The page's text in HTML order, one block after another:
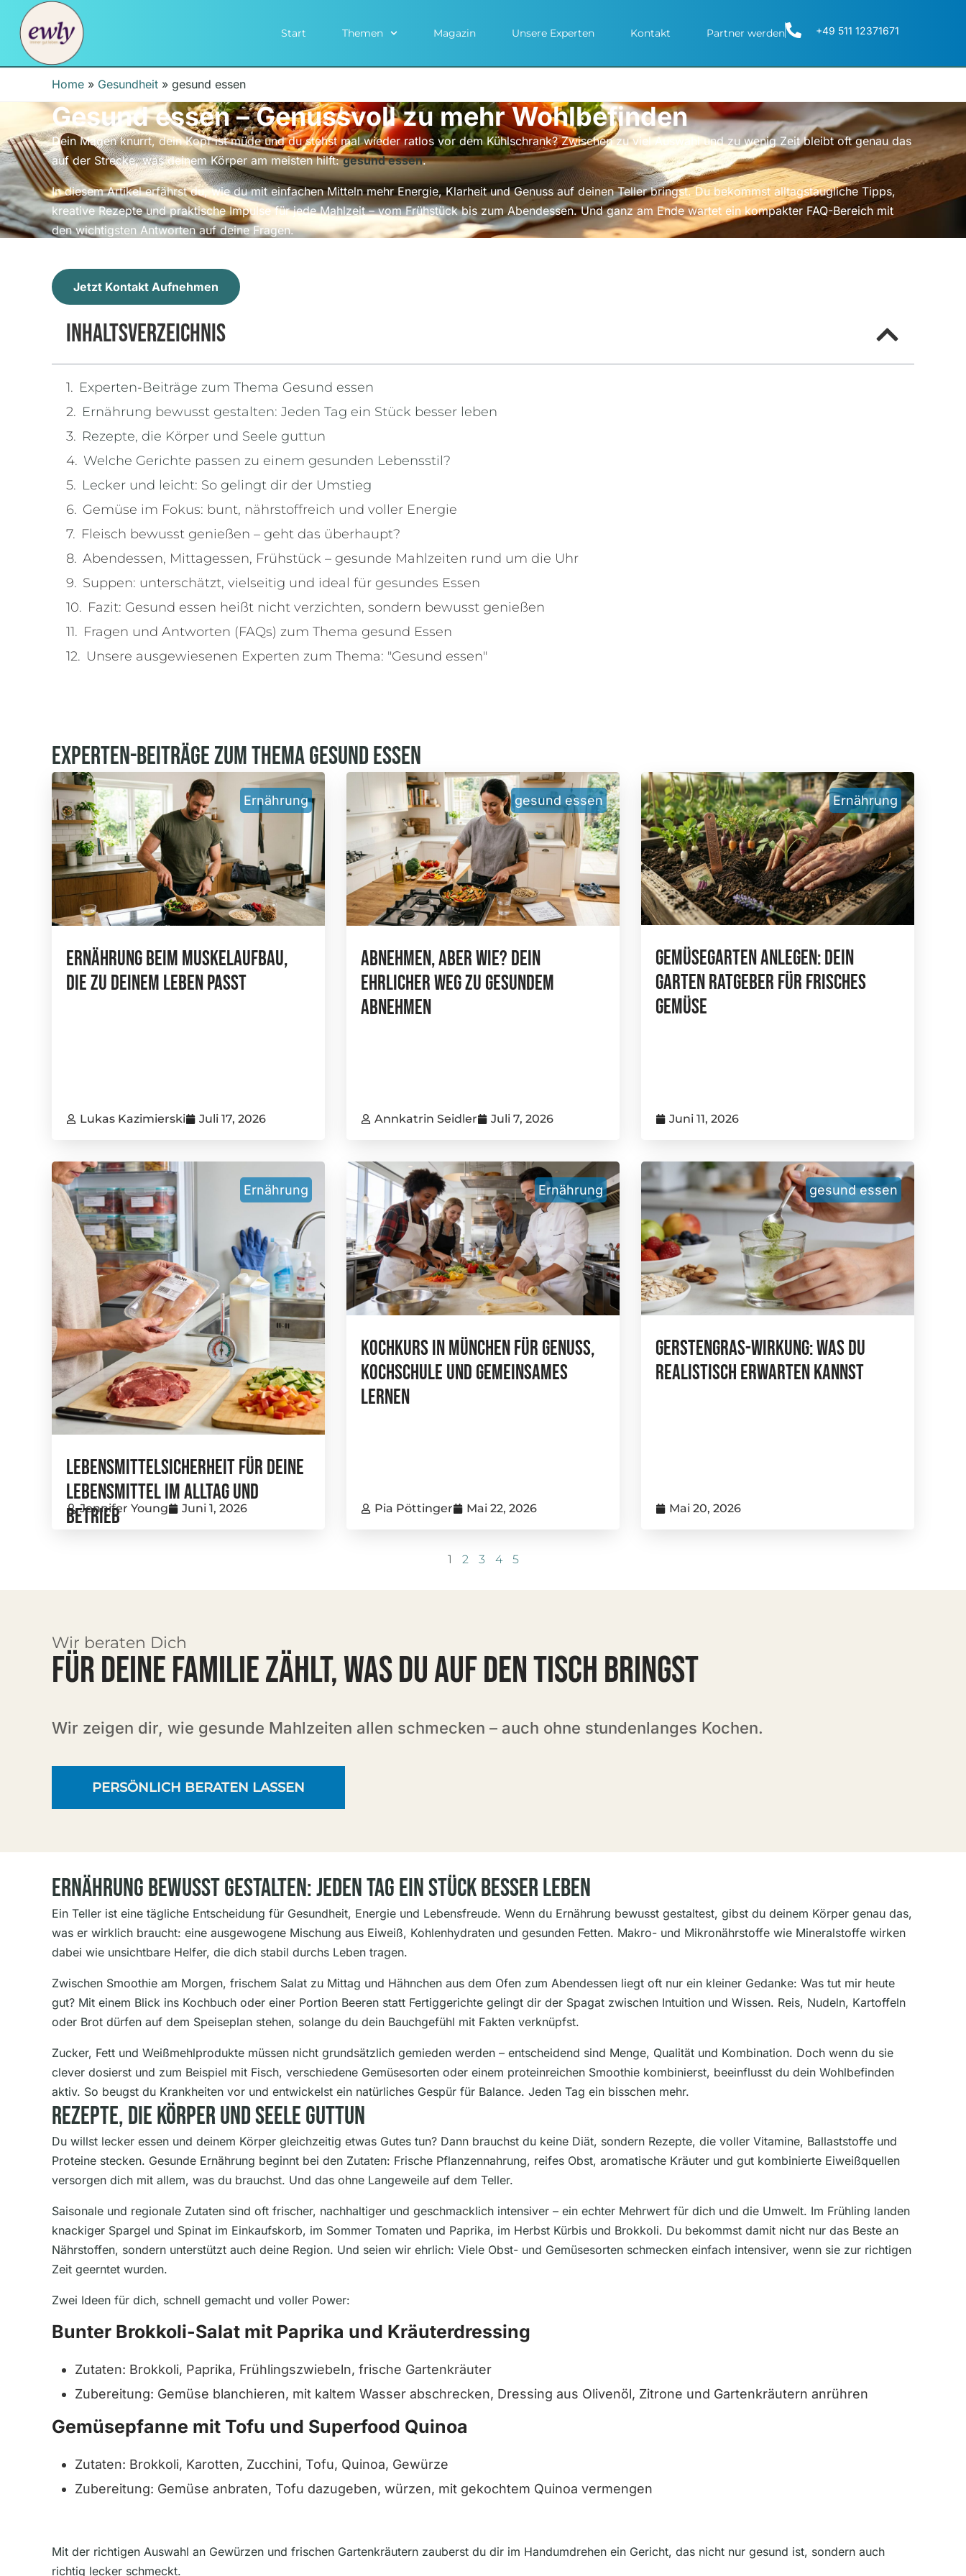
Start Themen Magazin Unsere Experten Kontakt Partner werden +49 511 12371671
Home » Gesundheit » gesund essen
Gesund essen – Genussvoll zu mehr Wohlbefinden
Dein Magen knurrt, dein Kopf ist müde und du stehst mal wieder ratlos vor dem Kühlschrank? Zwischen zu viel Auswahl und zu wenig Zeit bleibt oft genau das
auf der Strecke, was deinem Körper am meisten hilft:gesund essen.
In diesem Artikel erfährst du, wie du mit einfachen Mitteln mehr Energie, Klarheit und Genuss auf deinen Teller bringst. Du bekommst alltagstaugliche Tipps,
kreative Rezepte und praktische Impulse für jede Mahlzeit – vom Frühstück bis zum Abendessen. Und ganz am Ende wartet ein kompakter FAQ-Bereich mit
den wichtigsten Antworten auf deine Fragen.
Jetzt Kontakt Aufnehmen
Inhaltsverzeichnis
Experten-Beiträge zum Thema Gesund essen
Ernährung bewusst gestalten: Jeden Tag ein Stück besser leben
Rezepte, die Körper und Seele guttun
Welche Gerichte passen zu einem gesunden Lebensstil?
Lecker und leicht: So gelingt dir der Umstieg
Gemüse im Fokus: bunt, nährstoffreich und voller Energie
Fleisch bewusst genießen – geht das überhaupt?
Abendessen, Mittagessen, Frühstück – gesunde Mahlzeiten rund um die Uhr
Suppen: unterschätzt, vielseitig und ideal für gesundes Essen
Fazit: Gesund essen heißt nicht verzichten, sondern bewusst genießen
Fragen und Antworten (FAQs) zum Thema gesund Essen
Unsere ausgewiesenen Experten zum Thema: "Gesund essen"
Experten-Beiträge Zum Thema Gesund Essen
Ernährung
Ernährung Beim Muskelaufbau,
Die Zu Deinem Leben Passt
Lukas Kazimierski Juli 17, 2026
gesund essen
Abnehmen, Aber Wie? Dein
Ehrlicher Weg Zu Gesundem
Abnehmen
Annkatrin Seidler Juli 7, 2026
Ernährung
Gemüsegarten Anlegen: Dein
Garten Ratgeber Für Frisches
Gemüse
Juni 11, 2026
Ernährung
Lebensmittelsicherheit Für Deine
Lebensmittel Im Alltag Und
Betrieb
Jennifer Young Juni 1, 2026
Ernährung
Kochkurs In München Für Genuss,
Kochschule Und Gemeinsames
Lernen
Pia Pöttinger Mai 22, 2026
gesund essen
Gerstengras-Wirkung: Was Du
Realistisch Erwarten Kannst
Mai 20, 2026
1 2 3 4 5
Wir beraten Dich
FÜR DEINE FAMILIE ZÄHLT, WAS DU AUF DEN TISCH BRINGST
Wir zeigen dir, wie gesunde Mahlzeiten allen schmecken – auch ohne stundenlanges Kochen.
PERSÖNLICH BERATEN LASSEN
Ernährung Bewusst Gestalten: Jeden Tag Ein Stück Besser Leben
Ein Teller ist eine tägliche Entscheidung für Gesundheit, Energie und Lebensfreude. Wenn du Ernährung bewusst gestaltest, gibst du deinem Körper genau das,
was er wirklich braucht: eine ausgewogene Mischung aus Eiweiß, Kohlenhydraten und gesunden Fetten. Makro- und Mikronährstoffe wie Mineralstoffe wirken
dabei wie unsichtbare Helfer, die dich stabil durchs Leben tragen.
Zwischen Smoothie am Morgen, frischem Salat zu Mittag und Hähnchen aus dem Ofen zum Abendessen liegt oft nur ein kleiner Gedanke: Was tut mir heute
gut? Mit einem Blick ins Kochbuch oder einer Portion Beeren statt Fertiggerichte gelingt dir der Spagat zwischen Intuition und Wissen. Reis, Nudeln, Kartoffeln
oder Brot dürfen auf dem Speiseplan stehen, solange du dein Bauchgefühl mit Fakten verknüpfst.
Zucker, Fett und Weißmehlprodukte müssen nicht grundsätzlich gemieden werden – entscheidend sind Menge, Qualität und Kombination. Doch wenn du sie
clever dosierst und zum Beispiel mit Fisch, verschiedene Gemüsesorten oder einem proteinreichen Smoothie kombinierst, beeinflusst du dein Wohlbefinden
aktiv. So beugst du Krankheiten vor und entwickelst ein natürliches Gespür für Balance. Jeden Tag ein bisschen mehr.
Rezepte, Die Körper Und Seele Guttun
Du willst lecker essen und deinem Körper gleichzeitig etwas Gutes tun? Dann brauchst du keine Diät, sondern Rezepte, die voller Vitamine, Ballaststoffe und
Proteine stecken. Gesunde Ernährung beginnt bei den Zutaten: Frische Pflanzennahrung, reifes Obst, aromatische Kräuter und gut kombinierte Eiweißquellen
versorgen dich mit allem, was du brauchst. Und das ohne Langeweile auf dem Teller.
Saisonale und regionale Zutaten sind oft frischer, nachhaltiger und geschmacklich intensiver – ein echter Mehrwert für dich und die Umwelt. Im Frühling landen
knackiger Spargel und Spinat im Einkaufskorb, im Sommer Tomaten und Paprika, im Herbst Kürbis und Brokkoli. Du bekommst damit nicht nur das Beste an
Nährstoffen, sondern unterstützt auch deine Region. Und seien wir ehrlich: Viele Obst- und Gemüsesorten schmecken einfach intensiver, wenn sie zur richtigen
Zeit geerntet wurden.
Zwei Ideen für dich, schnell gemacht und voller Power:
Bunter Brokkoli-Salat mit Paprika und Kräuterdressing
Zutaten: Brokkoli, Paprika, Frühlingszwiebeln, frische Gartenkräuter
Zubereitung: Gemüse blanchieren, mit kaltem Wasser abschrecken, Dressing aus Olivenöl, Zitrone und Gartenkräutern anrühren
Gemüsepfanne mit Tofu und Superfood Quinoa
Zutaten: Brokkoli, Karotten, Zucchini, Tofu, Quinoa, Gewürze
Zubereitung: Gemüse anbraten, Tofu dazugeben, würzen, mit gekochtem Quinoa vermengen
Mit der richtigen Auswahl an Gewürzen und frischen Gartenkräutern zauberst du dir im Handumdrehen ein Gericht, das nicht nur gesund ist, sondern auch
richtig lecker schmeckt.